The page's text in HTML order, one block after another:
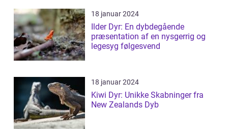
18 januar 2024
Ilder Dyr: En dybdegående
præsentation af en nysgerrig og
legesyg følgesvend
18 januar 2024
Kiwi Dyr: Unikke Skabninger fra
New Zealands Dyb